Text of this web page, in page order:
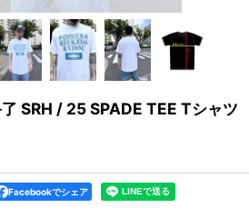
SRH / 25 SPADE TEE Tシャツ
Facebookでシェア